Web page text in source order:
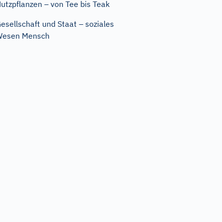
– von Tee bis Teak
und Staat – soziales
Mensch